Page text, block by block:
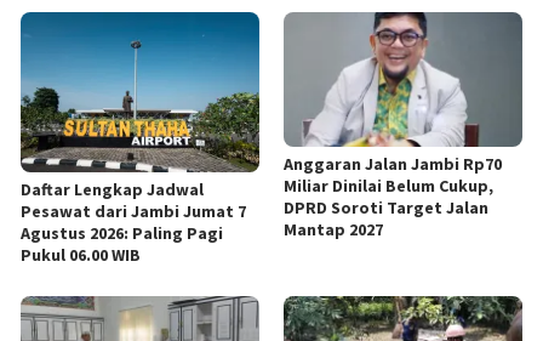
Daftar Lengkap Jadwal
Pesawat dari Jambi Jumat 7
Agustus 2026: Paling Pagi
Pukul 06.00 WIB
Anggaran Jalan Jambi Rp70
Miliar Dinilai Belum Cukup,
DPRD Soroti Target Jalan
Mantap 2027